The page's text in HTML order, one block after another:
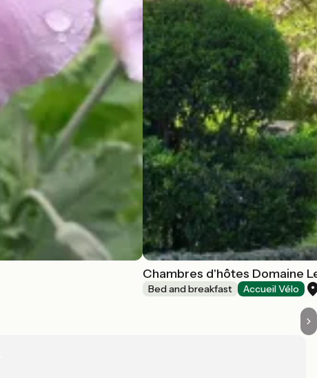
Chambres d'hôtes Domaine
Bed and breakfast Accueil Vélo